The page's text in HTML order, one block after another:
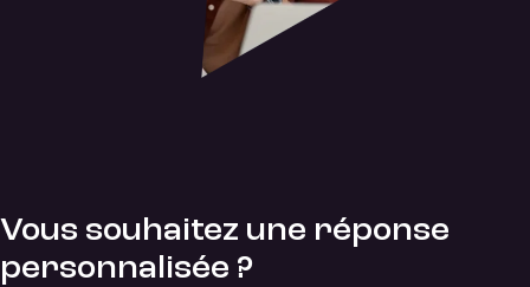
Vous souhaitez une réponse
personnalisée ?